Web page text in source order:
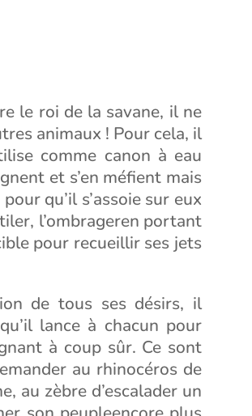
le roi de la savane, il ne
animaux ! Pour cela, il
comme canon à eau
et s’en méfient mais
qu’il s’assoie sur eux
l’ombrageren portant
pour recueillir ses jets
de tous ses désirs, il
lance à chacun pour
à coup sûr. Ce sont
au rhinocéros de
au zèbre d’escalader un